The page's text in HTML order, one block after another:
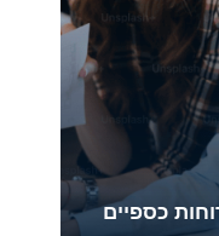
כספיים